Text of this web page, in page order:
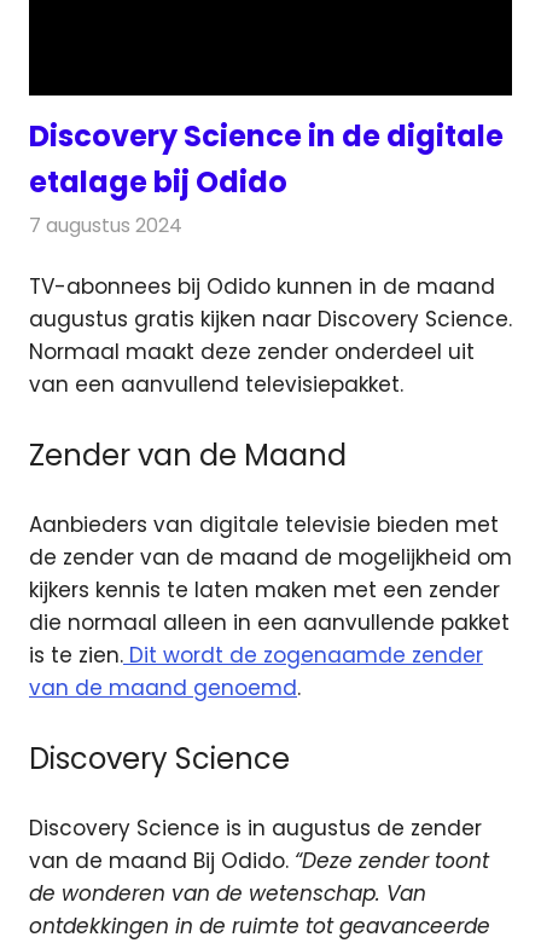
Discovery Science in de digitale
etalage bij Odido
7 augustus 2024
TV-abonnees bij Odido kunnen in de maand
augustus gratis kijken naar Discovery Science.
Normaal maakt deze zender onderdeel uit
van een aanvullend televisiepakket.
Zender van de Maand
Aanbieders van digitale televisie bieden met
de zender van de maand de mogelijkheid om
kijkers kennis te laten maken met een zender
die normaal alleen in een aanvullende pakket
is te zien. Dit wordt de zogenaamde zender
van de maand genoemd.
Discovery Science
Discovery Science is in augustus de zender
van de maand Bij Odido. “Deze zender toont
de wonderen van de wetenschap. Van
ontdekkingen in de ruimte tot geavanceerde